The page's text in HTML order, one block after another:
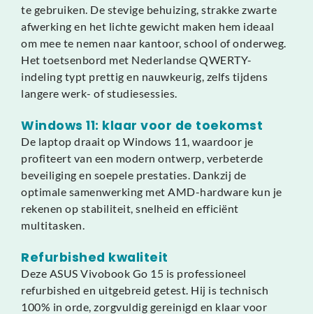
te gebruiken. De stevige behuizing, strakke zwarte
afwerking en het lichte gewicht maken hem ideaal
om mee te nemen naar kantoor, school of onderweg.
Het toetsenbord met Nederlandse QWERTY-
indeling typt prettig en nauwkeurig, zelfs tijdens
langere werk- of studiesessies.
Windows 11: klaar voor de toekomst
De laptop draait op Windows 11, waardoor je
profiteert van een modern ontwerp, verbeterde
beveiliging en soepele prestaties. Dankzij de
optimale samenwerking met AMD-hardware kun je
rekenen op stabiliteit, snelheid en efficiënt
multitasken.
Refurbished kwaliteit
Deze ASUS Vivobook Go 15 is professioneel
refurbished en uitgebreid getest. Hij is technisch
100% in orde, zorgvuldig gereinigd en klaar voor